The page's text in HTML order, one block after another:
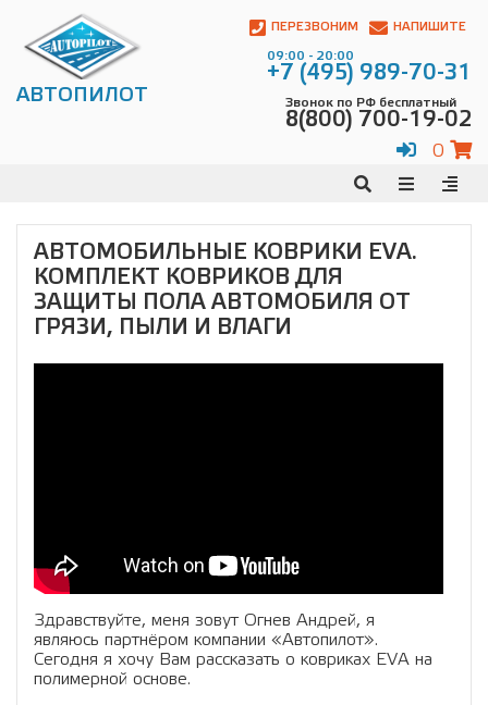
АВТОПИЛОТ
ПЕРЕЗВОНИМ НАПИШИТЕ
09:00 - 20:00
+7 (495) 989-70-31
Звонок по РФ бесплатный
8(800) 700-19-02
0
АВТОМОБИЛЬНЫЕ КОВРИКИ EVA.
КОМПЛЕКТ КОВРИКОВ ДЛЯ
ЗАЩИТЫ ПОЛА АВТОМОБИЛЯ ОТ
ГРЯЗИ, ПЫЛИ И ВЛАГИ
Здравствуйте, меня зовут Огнев Андрей, я
являюсь партнёром компании «Автопилот».
Сегодня я хочу Вам рассказать о ковриках EVA на
полимерной основе.
Контакты:
Адрес:
Чагинская
700-
Телефон:+7
(495)